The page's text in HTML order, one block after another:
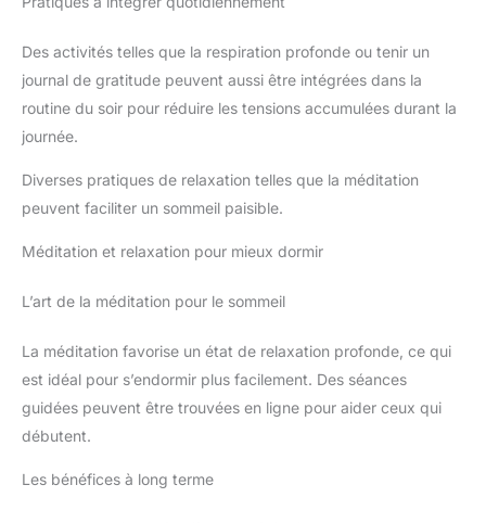
Des activités telles que la respiration profonde ou tenir un
journal de gratitude peuvent aussi être intégrées dans la
routine du soir pour réduire les tensions accumulées durant la
journée.
Diverses pratiques de relaxation telles que la méditation
peuvent faciliter un sommeil paisible.
Méditation et relaxation pour mieux dormir
L’art de la méditation pour le sommeil
La méditation favorise un état de relaxation profonde, ce qui
est idéal pour s’endormir plus facilement. Des séances
guidées peuvent être trouvées en ligne pour aider ceux qui
débutent.
Les bénéfices à long terme